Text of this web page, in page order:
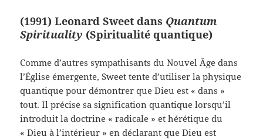
(1991) Leonard Sweet dans Quantum
Spirituality (Spiritualité quantique)
Comme d’autres sympathisants du Nouvel Âge dans
l’Église émergente, Sweet tente d’utiliser la physique
quantique pour démontrer que Dieu est « dans »
tout. Il précise sa signification quantique lorsqu’il
introduit la doctrine « radicale » et hérétique du
« Dieu à l’intérieur » en déclarant que Dieu est